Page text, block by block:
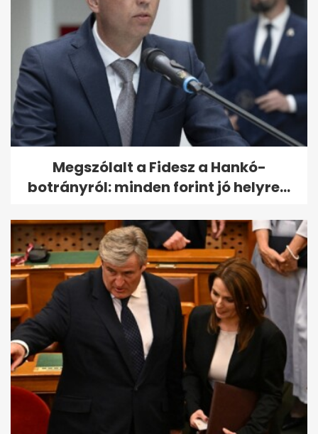
Megszólalt a Fidesz a Hankó-
botrányról: minden forint jó helyre...